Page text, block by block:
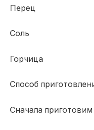
Перец
Соль
Горчица
Способ
Сначала приготовим